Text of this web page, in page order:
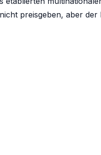
preisgeben, aber